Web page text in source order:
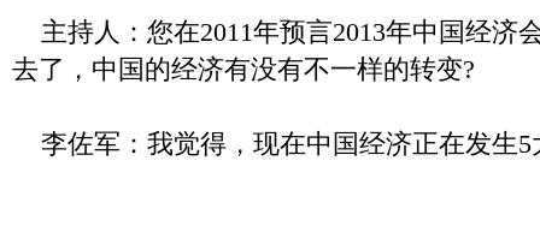
主持人：您在2011年预言2013年中国经济
去了，中国的经济有没有不一样的转变?
李佐军：我觉得，现在中国经济正在发生5